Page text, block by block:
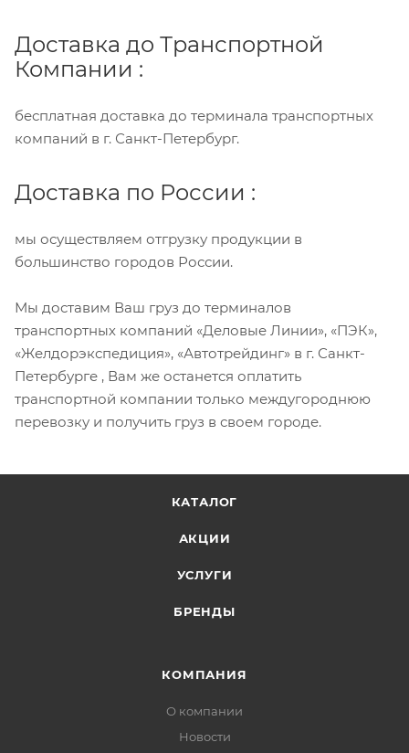
Доставка до Транспортной
Компании :
бесплатная доставка до терминала транспортных
компаний в г. Санкт-Петербург.
Доставка по России :
мы осуществляем отгрузку продукции в
большинство городов России.
Мы доставим Ваш груз до терминалов
транспортных компаний «Деловые Линии», «ПЭК»,
«Желдорэкспедиция», «Автотрейдинг» в г. Санкт-
Петербурге , Вам же останется оплатить
транспортной компании только междугороднюю
перевозку и получить груз в своем городе.
КАТАЛОГ
АКЦИИ
УСЛУГИ
БРЕНДЫ
КОМПАНИЯ
О компании
Новости